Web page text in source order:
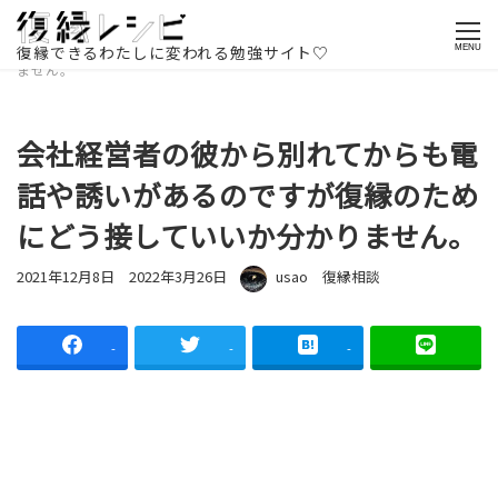
復縁できるわたしに変われる勉強サイト♡ MENU
ホームページ 記事一覧
会社経営者の彼から別れて
からも電話や誘いがあるのですが復縁のためにどう接していいか分かり
ません。
会社経営者の彼から別れてからも電
話や誘いがあるのですが復縁のため
にどう接していいか分かりません。
投稿日
2021年12月8日 更新日
2022年3月26日 著者 usao カテゴリー
復縁相談
- - -